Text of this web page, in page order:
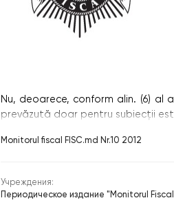
Nu, deoarece, conform alin. (6) al
prevăzută doar pentru subiecţii
Monitorul fiscal FISC.md Nr.10 2012
Учреждения:
Периодическое издание "Monitorul